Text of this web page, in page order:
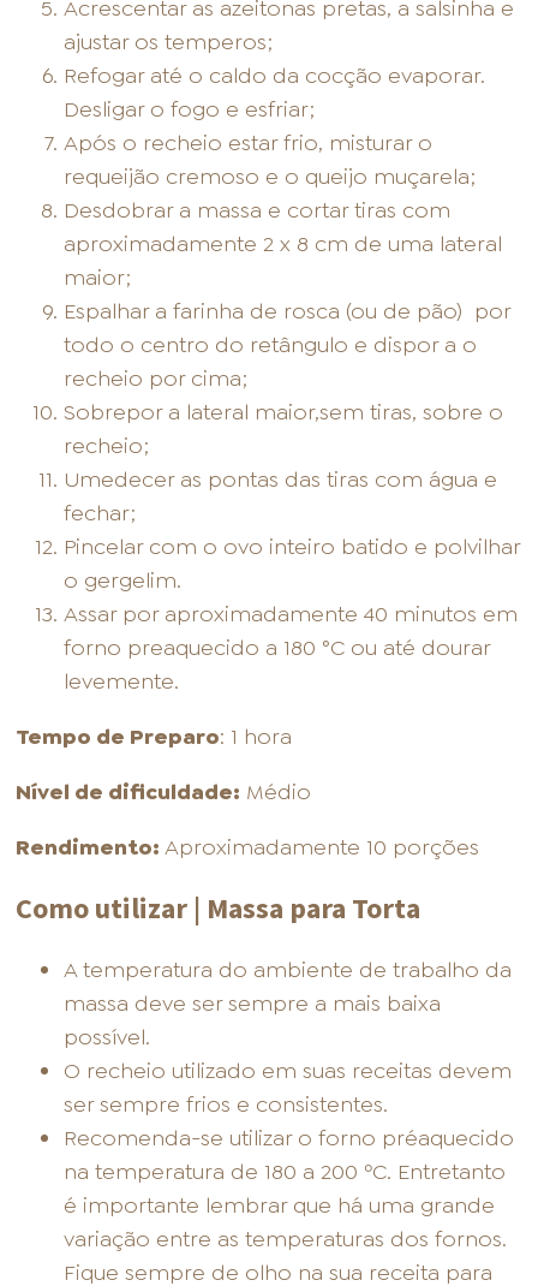
Acrescentar as azeitonas pretas, a salsinha e
ajustar os temperos;
Refogar até o caldo da cocção evaporar.
Desligar o fogo e esfriar;
Após o recheio estar frio, misturar o
requeijão cremoso e o queijo muçarela;
Desdobrar a massa e cortar tiras com
aproximadamente 2 x 8 cm de uma lateral
maior;
Espalhar a farinha de rosca (ou de pão) por
todo o centro do retângulo e dispor a o
recheio por cima;
Sobrepor a lateral maior,sem tiras, sobre o
recheio;
Umedecer as pontas das tiras com água e
fechar;
Pincelar com o ovo inteiro batido e polvilhar
o gergelim.
Assar por aproximadamente 40 minutos em
forno preaquecido a 180 °C ou até dourar
levemente.
Tempo de Preparo: 1 hora
Nível de dificuldade: Médio
Rendimento: Aproximadamente 10 porções
Como utilizar | Massa para Torta
A temperatura do ambiente de trabalho da
massa deve ser sempre a mais baixa
possível.
O recheio utilizado em suas receitas devem
ser sempre frios e consistentes.
Recomenda-se utilizar o forno préaquecido
na temperatura de 180 a 200 ºC. Entretanto
é importante lembrar que há uma grande
variação entre as temperaturas dos fornos.
Fique sempre de olho na sua receita para